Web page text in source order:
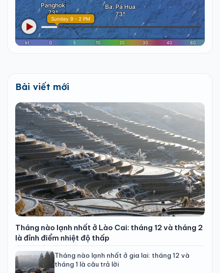
Bài viết mới
Tháng nào lạnh nhất ở Lào Cai: tháng 12 và tháng 2
là đỉnh điểm nhiệt độ thấp
Tháng nào lạnh nhất ở gia lai: tháng 12 và
tháng 1 là câu trả lời